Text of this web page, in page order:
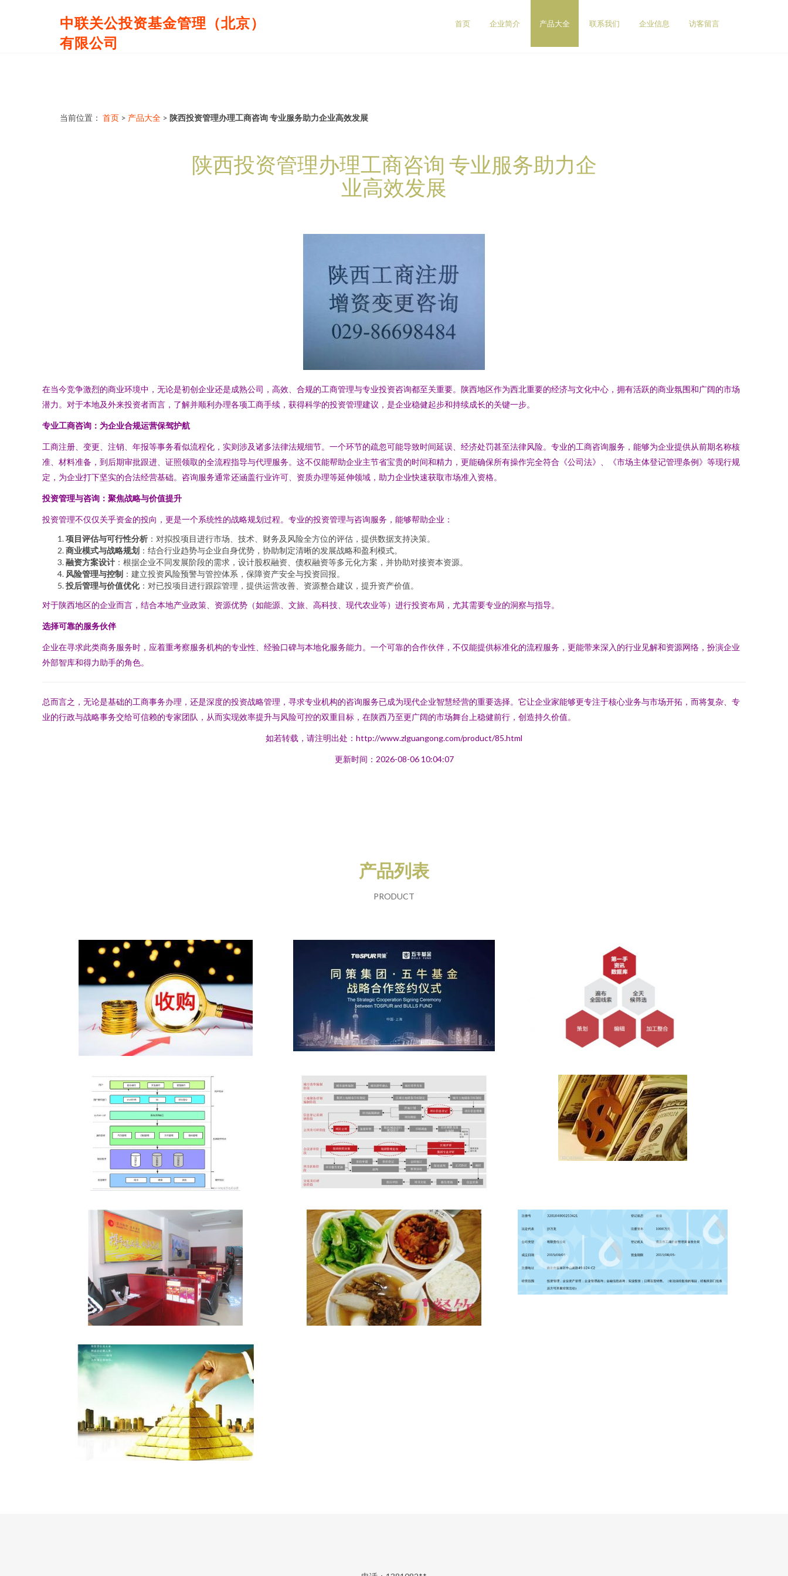
中联关公投资基金管理（北京）
有限公司
首页 企业简介 产品大全 联系我们 企业信息 访客留言
当前位置： 首页 > 产品大全 > 陕西投资管理办理工商咨询 专业服务助力企业高效发展
陕西投资管理办理工商咨询 专业服务助力企
业高效发展
在当今竞争激烈的商业环境中，无论是初创企业还是成熟公司，高效、合规的工商管理与专业投资咨询都至关重要。陕西地区作为西北重要的经济与文化中心，拥有活跃的商业氛围和广阔的市场
潜力。对于本地及外来投资者而言，了解并顺利办理各项工商手续，获得科学的投资管理建议，是企业稳健起步和持续成长的关键一步。
专业工商咨询：为企业合规运营保驾护航
工商注册、变更、注销、年报等事务看似流程化，实则涉及诸多法律法规细节。一个环节的疏忽可能导致时间延误、经济处罚甚至法律风险。专业的工商咨询服务，能够为企业提供从前期名称核
准、材料准备，到后期审批跟进、证照领取的全流程指导与代理服务。这不仅能帮助企业主节省宝贵的时间和精力，更能确保所有操作完全符合《公司法》、《市场主体登记管理条例》等现行规
定，为企业打下坚实的合法经营基础。咨询服务通常还涵盖行业许可、资质办理等延伸领域，助力企业快速获取市场准入资格。
投资管理与咨询：聚焦战略与价值提升
投资管理不仅仅关乎资金的投向，更是一个系统性的战略规划过程。专业的投资管理与咨询服务，能够帮助企业：
项目评估与可行性分析 ：对拟投项目进行市场、技术、财务及风险全方位的评估，提供数据支持决策。
商业模式与战略规划 ：结合行业趋势与企业自身优势，协助制定清晰的发展战略和盈利模式。
融资方案设计 ：根据企业不同发展阶段的需求，设计股权融资、债权融资等多元化方案，并协助对接资本资源。
风险管理与控制 ：建立投资风险预警与管控体系，保障资产安全与投资回报。
投后管理与价值优化：对已投项目进行跟踪管理，提供运营改善、资源整合建议，提升资产价值。
对于陕西地区的企业而言，结合本地产业政策、资源优势（如能源、文旅、高科技、现代农业等）进行投资布局，尤其需要专业的洞察与指导。
选择可靠的服务伙伴
企业在寻求此类商务服务时，应着重考察服务机构的专业性、经验口碑与本地化服务能力。一个可靠的合作伙伴，不仅能提供标准化的流程服务，更能带来深入的行业见解和资源网络，扮演企业
外部智库和得力助手的角色。
总而言之，无论是基础的工商事务办理，还是深度的投资战略管理，寻求专业机构的咨询服务已成为现代企业智慧经营的重要选择。它让企业家能够更专注于核心业务与市场开拓，而将复杂、专
业的行政与战略事务交给可信赖的专家团队，从而实现效率提升与风险可控的双重目标，在陕西乃至更广阔的市场舞台上稳健前行，创造持久价值。
如若转载，请注明出处：http://www.zlguangong.com/product/85.html
更新时间：2026-08-06 10:04:07
产品列表
PRODUCT